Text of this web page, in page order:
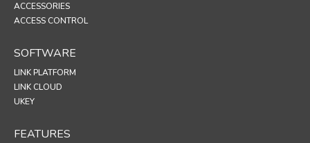
ACCESSORIES
ACCESS CONTROL
SOFTWARE
LINK PLATFORM
LINK CLOUD
UKEY
FEATURES